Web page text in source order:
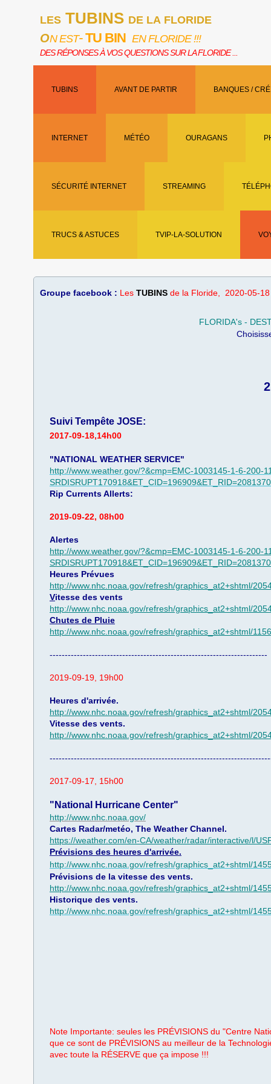
TUBINS AVANT DE PARTIR BANQUES /
INTERNET MÉTÉO OURAGANS
SÉCURITÉ INTERNET STREAMING
TRUCS & ASTUCES TVIP-LA-SOLUTION
LES TUBINS DE LA FLORIDE
ON EST-TU BIN EN FLORIDE !!!
DES RÉPONSES À VOS QUESTIONS SUR LA FLORIDE ...
FLORIDA's -
Groupe facebook : Les TUBINS de la Floride, 2020-05-18
Suivi Tempête JOSE:
2017-09-18,14h00
"NATIONAL WEATHER SERVICE"
http://www.weather.gov/?&cmp=EMC-1003145-1-6-200-
Rip Currents Allerts:
2019-09-22, 08h00
Alertes
http://www.weather.gov/?&cmp=EMC-1003145-1-6-200-
Heures Prévues
http://www.nhc.noaa.gov/refresh/graphics_at2+shtml/
Vitesse des vents
http://www.nhc.noaa.gov/refresh/graphics_at2+shtml/
​Chutes de Pluie
​​http://www.nhc.noaa.gov/refresh/graphics_at2+shtml/
------------------------------------------------------------------------
2019-09-19, 19h00
​Heures d'arrivée.
http://www.nhc.noaa.gov/refresh/graphics_at2+shtml/
Vitesse des vents.
​http://www.nhc.noaa.gov/refresh/graphics_at2+shtml/
2017-09-17, 15h00
"National Hurricane Center"
​http://www.nhc.noaa.gov/
Cartes Radar/metéo, The Weather Channel.
https://weather.com/en-CA/weather/radar/interactive/l/
Prévisions des heures d'arrivée.
http://www.nhc.noaa.gov/refresh/graphics_at2+shtml/
Prévisions de la vitesse des vents.
http://www.nhc.noaa.gov/refresh/graphics_at2+shtml/
Historique des vents.
http://www.nhc.noaa.gov/refresh/graphics_at2+shtml/
Note ​Importante: seules les PRÉVISIONS du "Centre
que ce sont de PRÉVISIONS au meilleur de la
avec toute la RÉSERVE que ça impose !!!